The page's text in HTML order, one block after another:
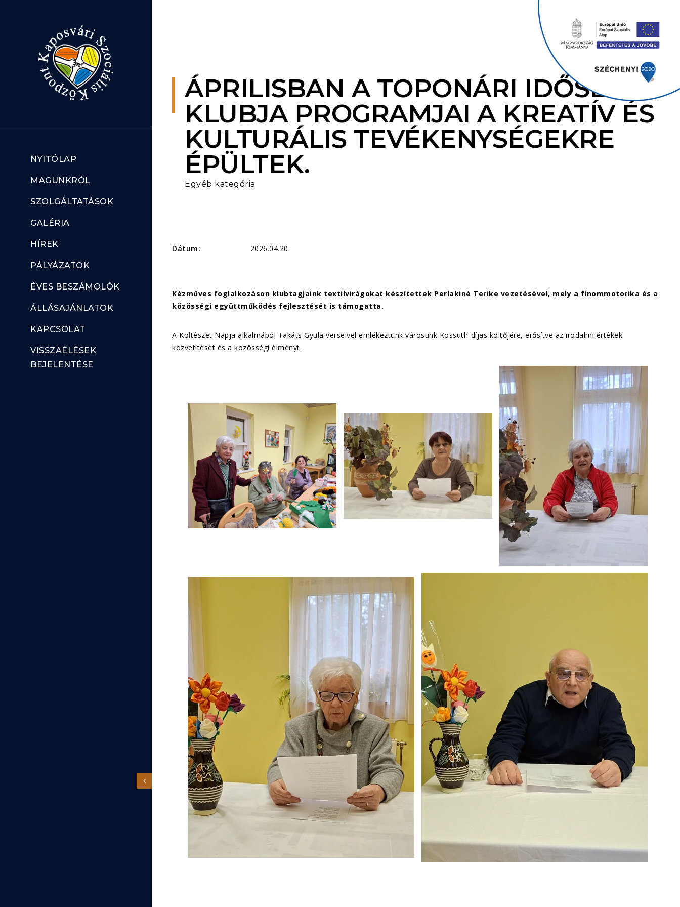
NYITÓLAP
MAGUNKRÓL
SZOLGÁLTATÁSOK
GALÉRIA
HÍREK
PÁLYÁZATOK
ÉVES BESZÁMOLÓK
ÁLLÁSAJÁNLATOK
KAPCSOLAT
VISSZAÉLÉSEK
BEJELENTÉSE
ÁPRILISBAN A TOPONÁRI IDŐSEK
KLUBJA PROGRAMJAI A KREATÍV ÉS
KULTURÁLIS TEVÉKENYSÉGEKRE
ÉPÜLTEK.
Egyéb kategória
Dátum: 2026.04.20.
Kézműves foglalkozáson klubtagjaink textilvirágokat készítettek Perlakiné Terike vezetésével, mely a finommotorika és a
közösségi együttműködés fejlesztését is támogatta.
A Költészet Napja alkalmából Takáts Gyula verseivel emlékeztünk városunk Kossuth-díjas költőjére, erősítve az irodalmi értékek
közvetítését és a közösségi élményt.